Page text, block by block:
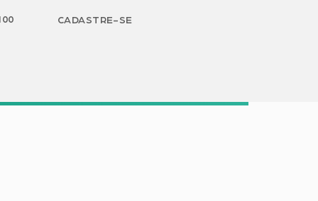
CADASTRE-SE